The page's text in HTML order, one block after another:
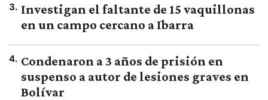
3. Investigan el faltante de 15 vaquillonas
en un campo cercano a Ibarra
4. Condenaron a 3 años de prisión en
suspenso a autor de lesiones graves en
Bolívar